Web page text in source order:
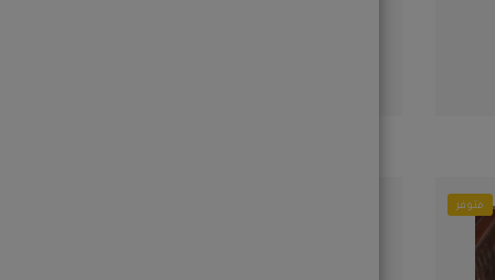
متوفر